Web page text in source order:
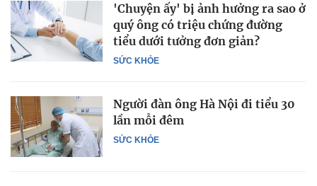
SỨC KHỎE
'Chuyện ấy' bị ảnh hưởng ra sao ở
quý ông có triệu chứng đường
tiểu dưới tưởng đơn giản?
SỨC KHỎE
Người đàn ông Hà Nội đi tiểu 30
lần mỗi đêm